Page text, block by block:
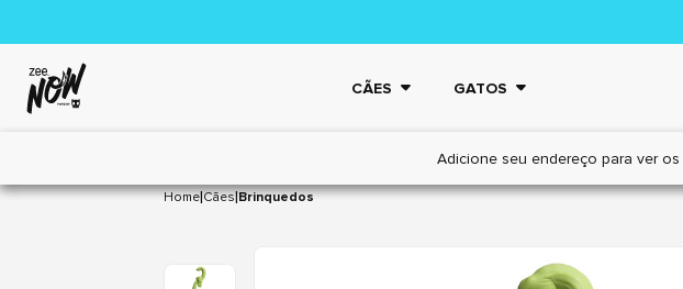
CÃES GATOS
Adicione seu endereço para ver os
Home|Cães|Brinquedos